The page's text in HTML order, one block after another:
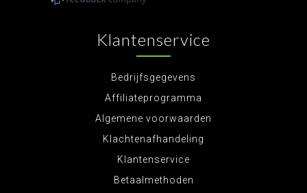
Klantenservice
Bedrijfsgegevens
Affiliateprogramma
Algemene voorwaarden
Klachtenafhandeling
Klantenservice
Betaalmethoden